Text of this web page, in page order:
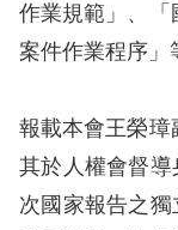
資
料
無
障
作業規範」、「
案件作業程序」
報載本會王榮璋
其於人權會督
次國家報告之